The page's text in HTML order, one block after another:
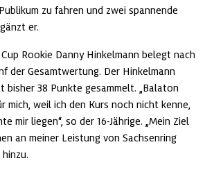
zu fahren und zwei spannende
er.
Rookie Danny Hinkelmann belegt nach
der Gesamtwertung. Der Hinkelmann
bisher 38 Punkte gesammelt. „Balaton
mich, weil ich den Kurs noch nicht kenne,
mir liegen“, so der 16-Jährige. „Mein Ziel
an meiner Leistung von Sachsenring